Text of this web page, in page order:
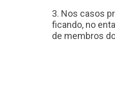
3. Nos casos
ficando, no
de membros